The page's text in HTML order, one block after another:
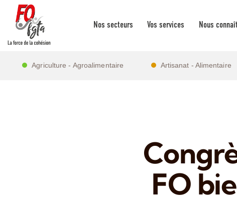
Nos secteurs Vos services Nous
Agriculture - Agroalimentaire Artisanat - Alimentaire
FO